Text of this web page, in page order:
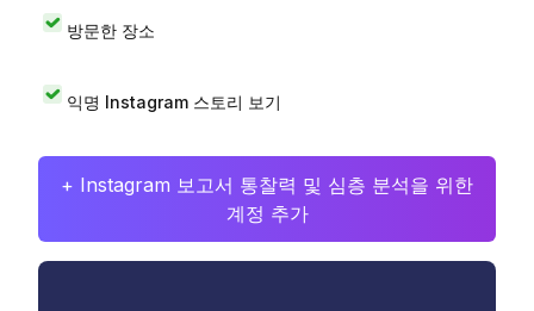
방문한 장소
익명 Instagram 스토리 보기
+ Instagram 보고서 통찰력 및 심층 분석을 위한
계정 추가